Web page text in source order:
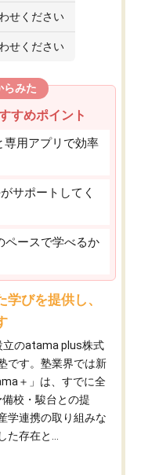
せください
せください
らみた
すめポイント
専用アプリで効率
サポートしてく
ペースで学べるか
びを提供し、
立のatama plus株式
です。塾業界では新
＋」は、すでに全
校・駿台との提
学連携の取り組みな
存在と...